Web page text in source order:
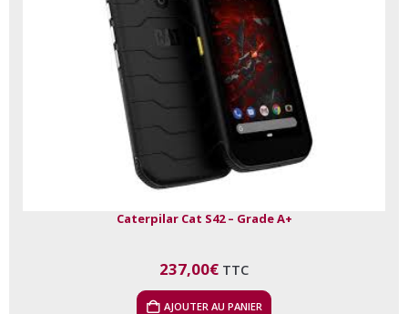
Caterpilar Cat S42 – Grade A+
237,00€ TTC
AJOUTER AU PANIER